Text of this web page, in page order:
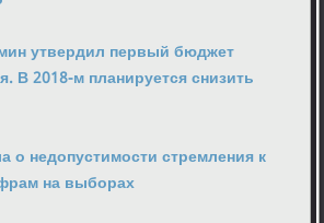
утвердил первый бюджет
В 2018-м планируется снизить
о недопустимости стремления к
на выборах